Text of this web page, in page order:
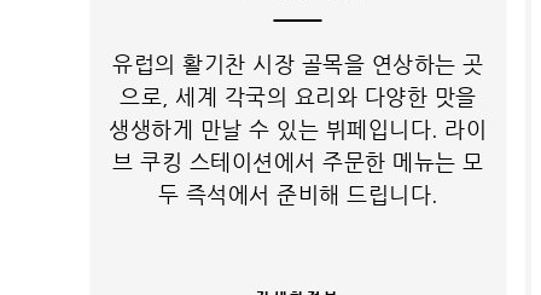
유럽의 활기찬 시장 골목을 연상하는 곳
으로, 세계 각국의 요리와 다양한 맛을
생생하게 만날 수 있는 뷔페입니다. 라이
브 쿠킹 스테이션에서 주문한 메뉴는 모
두 즉석에서 준비해 드립니다.